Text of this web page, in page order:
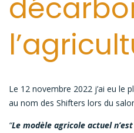
Le 12 novembre 2022 j’ai eu le
au nom des Shifters lors du
“Le modèle agricole actuel